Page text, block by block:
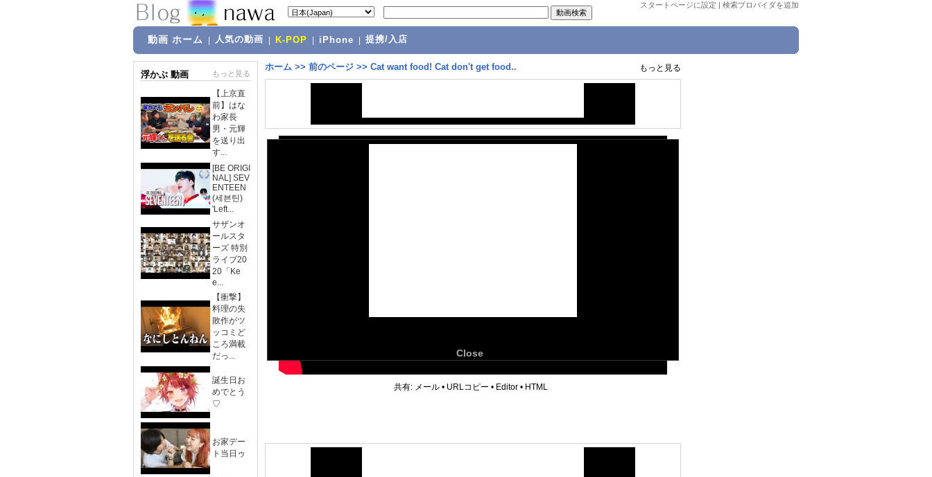
スタートページに設定 | 検索プロバイダを追加
動画 ホーム 人気の動画 K-POP iPhone 提携/入店
浮かぶ 動画 もっと見る
【上京直
前】はな
わ家長
男・元輝
を送り出
す...
[BE ORIGI
NAL] SEV
ENTEEN
(세븐틴)
'Left...
サザンオ
ールスタ
ーズ 特別
ライブ20
20「Ke
e...
【衝撃】
料理の失
敗作がツ
ッコミど
ころ満載
だっ...
誕生日お
めでとう
♡
お家デー
ト当日ゥ
ホーム >> 前のページ >> Cat want food! Cat don't get food.. もっと見る
Close
共有: メール • URLコピー • Editor • HTML